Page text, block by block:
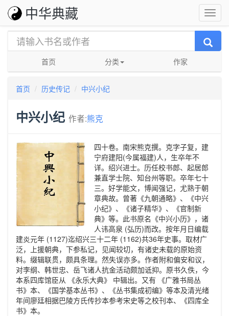
中华典藏
首页 分类 作家
首页 历史传记 中兴小纪
中兴小纪 作者:熊克
四十卷。南宋熊克撰。克字子复，建
宁府建阳(今属福建)人，生卒年不
详。绍兴进士。历任校书郎、起居郎
兼直学士院、知台州等职。卒年七十
三。好学能文，博闻强记，尤熟于朝
章典故。曾著《九朝通略》、《中兴
小纪》、《诸子精华》、《官制新
典》等。此书原名《中兴小历》，诸
人讳高泉 (弘历)而改。按年月日编载
建炎元年 (1127)迄绍兴三十二年 (1162)共36年史事。取材广
泛，上援朝典，下参私记，见闻较切，有诸史未载的原始资
料。缀辑联贯，颇具条理。然失误亦多。作者附和偏安和议，
对李纲、韩世忠、岳飞诸人抗金活动颇加诋抑。原书久佚，今
本系四库馆臣从 《永乐大典》 中辑出。又有 《广雅书局丛
书》本、《国学基本丛书》、《丛书集成初编》等本及清光绪
年间廖廷相据巴陵方氏传抄本参考宋史等之校刊本、《四库全
书》本。